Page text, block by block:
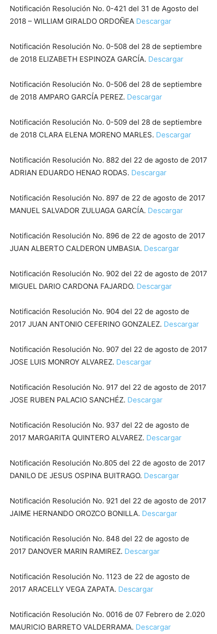
Notificación Resolución No. 0-421 del 31 de Agosto del
2018 – WILLIAM GIRALDO ORDOÑEA Descargar
Notificación Resolución No. 0-508 del 28 de septiembre
de 2018 ELIZABETH ESPINOZA GARCÍA. Descargar
Notificación Resolución No. 0-506 del 28 de septiembre
de 2018 AMPARO GARCÍA PEREZ. Descargar
Notificación Resolución No. 0-509 del 28 de septiembre
de 2018 CLARA ELENA MORENO MARLES. Descargar
Notificación Resolución No. 882 del 22 de agosto de 2017
ADRIAN EDUARDO HENAO RODAS. Descargar
Notificación Resolución No. 897 de 22 de agosto de 2017
MANUEL SALVADOR ZULUAGA GARCÍA. Descargar
Notificación Resolución No. 896 de 22 de agosto de 2017
JUAN ALBERTO CALDERON UMBASIA. Descargar
Notificación Resolución No. 902 del 22 de agosto de 2017
MIGUEL DARIO CARDONA FAJARDO. Descargar
Notificación Resolución No. 904 del 22 de agosto de
2017 JUAN ANTONIO CEFERINO GONZALEZ. Descargar
Notificación Resolución No. 907 del 22 de agosto de 2017
JOSE LUIS MONROY ALVAREZ. Descargar
Notificación Resolución No. 917 del 22 de agosto de 2017
JOSE RUBEN PALACIO SANCHÉZ. Descargar
Notificación Resolución No. 937 del 22 de agosto de
2017 MARGARITA QUINTERO ALVAREZ. Descargar
Notificación Resolución No.805 del 22 de agosto de 2017
DANILO DE JESUS OSPINA BUITRAGO. Descargar
Notificación Resolución No. 921 del 22 de agosto de 2017
JAIME HERNANDO OROZCO BONILLA. Descargar
Notificación Resolución No. 848 del 22 de agosto de
2017 DANOVER MARIN RAMIREZ. Descargar
Notificación Resolución No. 1123 de 22 de agosto de
2017 ARACELLY VEGA ZAPATA. Descargar
Notificación Resolución No. 0016 de 07 Febrero de 2.020
MAURICIO BARRETO VALDERRAMA. Descargar